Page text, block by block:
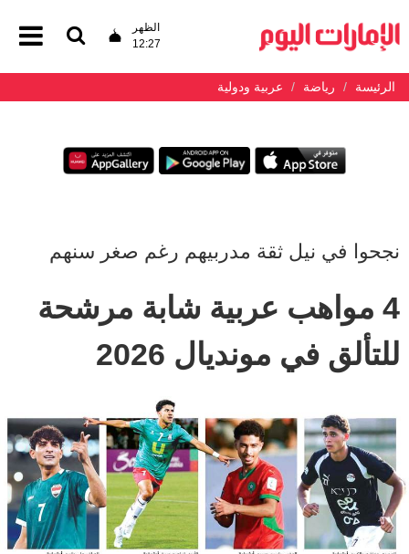
الظهر
12:27
الرئيسة رياضة عربية ودولية
نجحوا في نيل ثقة مدربيهم رغم صغر سنهم
4 مواهب عربية شابة مرشحة
للتألق في مونديال 2026